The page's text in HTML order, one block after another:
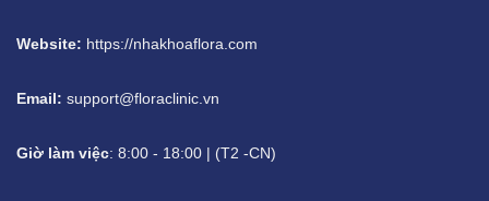
Website: https://nhakhoaflora.com
Email: support@floraclinic.vn
Giờ làm việc: 8:00 - 18:00 | (T2 -CN)